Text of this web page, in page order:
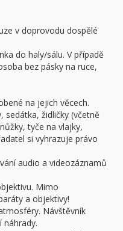
v doprovodu dospělé
do haly/sálu. V případě
bez pásky na ruce,
na jejich věcech.
sedátka, židličky (včetně
tyče na vlajky,
si vyhrazuje právo
audio a videozáznamů
Mimo
a objektivy!
Návštěvník
náhrady.